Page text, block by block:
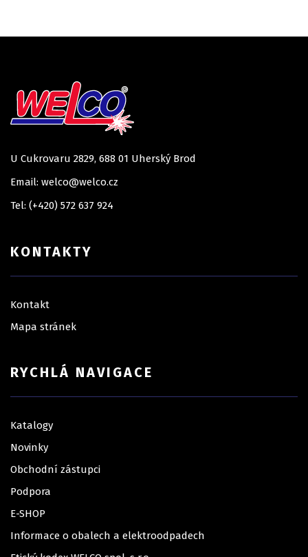
U Cukrovaru 2829, 688 01 Uherský Brod
Email: welco@welco.cz
Tel: (+420) 572 637 924
KONTAKTY
Kontakt
Mapa stránek
RYCHLÁ NAVIGACE
Katalogy
Novinky
Obchodní zástupci
Podpora
E-SHOP
Informace o obalech a elektroodpadech